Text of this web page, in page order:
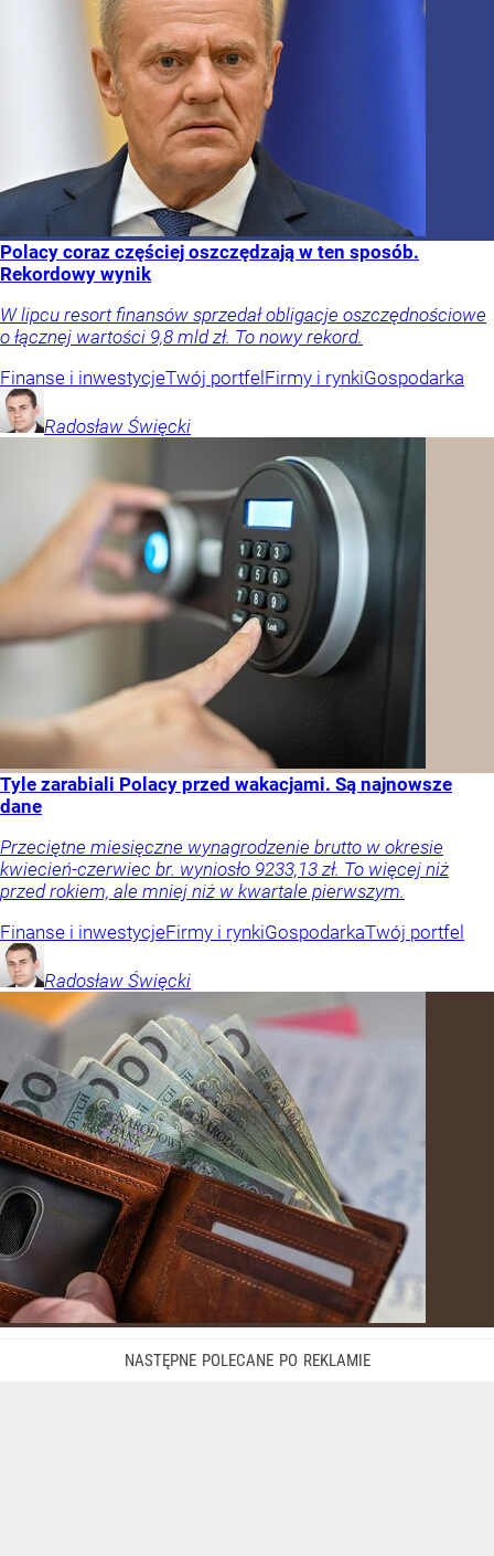
Polacy coraz częściej oszczędzają w ten sposób.
Rekordowy wynik
W lipcu resort finansów sprzedał obligacje oszczędnościowe
o łącznej wartości 9,8 mld zł. To nowy rekord.
Finanse i inwestycjeTwój portfel Firmy i rynkiGospodarka
Radosław Święcki
Tyle zarabiali Polacy przed wakacjami. Są najnowsze
dane
Przeciętne miesięczne wynagrodzenie brutto w okresie
kwiecień-czerwiec br. wyniosło 9233,13 zł. To więcej niż
przed rokiem, ale mniej niż w kwartale pierwszym.
Finanse i inwestycjeFirmy i rynkiGospodarkaTwój portfel
Radosław Święcki